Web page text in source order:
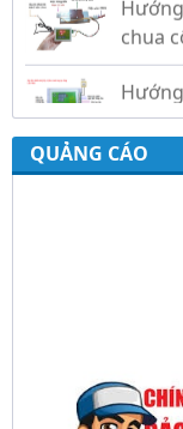
gold,
Phát
QUẢNG CÁO